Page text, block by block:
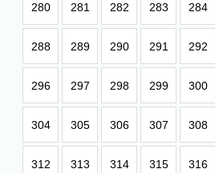
280 281 282 283 284
288 289 290 291 292
296 297 298 299 300
304 305 306 307 308
312 313 314 315 316